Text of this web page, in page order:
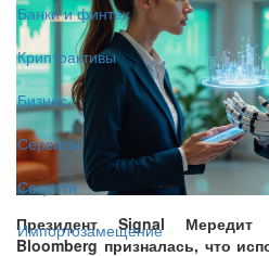
Банки и финтех
Криптоактивы
Бизнес
Сервисы
Соцсети
Импортозамещение
Президент Signal
Bloomberg призналась, что